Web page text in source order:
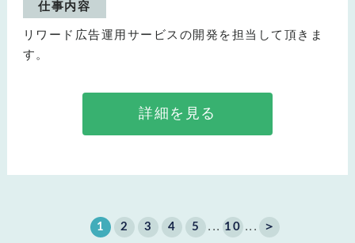
仕事内容
リワード広告運用サービスの開発を担当して頂きま
す。
詳細を見る
1 2 3 4 5 ... 10 ... ＞